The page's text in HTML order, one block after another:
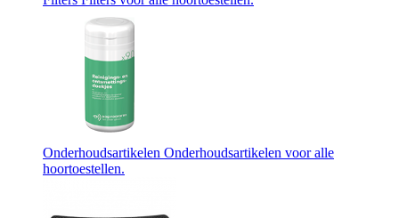
Onderhoudsartikelen Onderhoudsartikelen voor alle
hoortoestellen.